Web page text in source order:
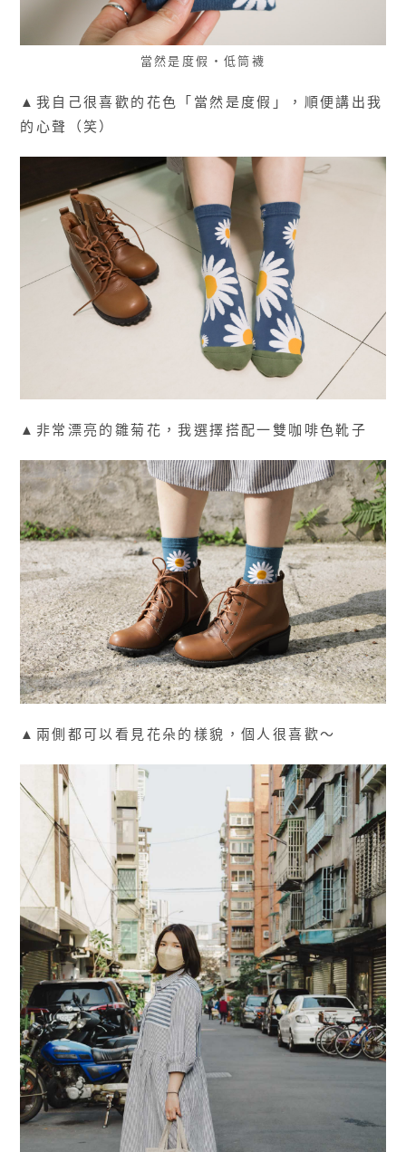
當然是度假・低筒襪
▲我自己很喜歡的花色「當然是度假」，順便講出我
的心聲（笑）
▲非常漂亮的雛菊花，我選擇搭配一雙咖啡色靴子
▲兩側都可以看見花朵的樣貌，個人很喜歡～